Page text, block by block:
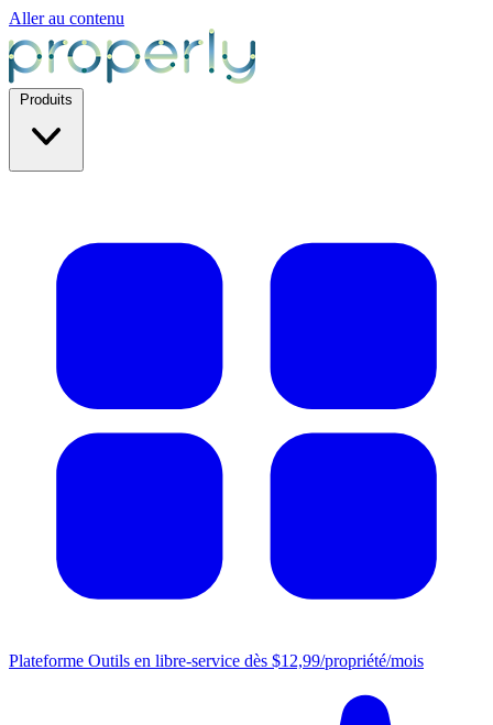
Aller au contenu
Plateforme Outils en libre-service dès $12,99/propriété/mois